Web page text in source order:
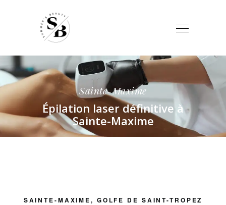
Sainte-Maxime
Épilation laser définitive à
Sainte-Maxime
SAINTE-MAXIME, GOLFE DE SAINT-TROPEZ